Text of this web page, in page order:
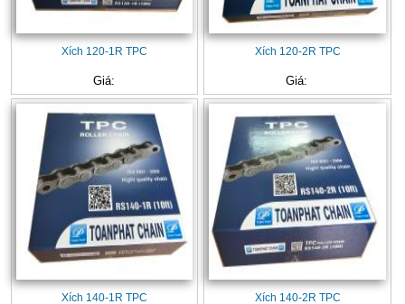
Xích 120-1R TPC
Giá:
Xích 120-2R TPC
Giá:
Xích 140-1R TPC Xích 140-2R TPC